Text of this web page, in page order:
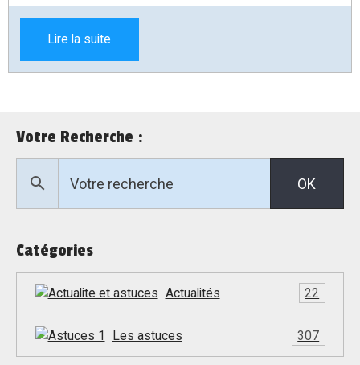
Lire la suite
Votre Recherche :
OK
Catégories
Actualités 22
Les astuces 307